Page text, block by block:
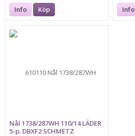
Info Köp Info
Nål 1738/287WH 110/14 LÄDER
5-p. DBXF2 SCHMETZ